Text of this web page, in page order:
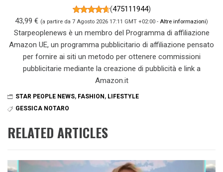
(475111944)
43,99 € (a partire da 7 Agosto 2026 17:11 GMT +02:00 - Altre informazioni)
Starpeoplenews è un membro del Programma di affiliazione
Amazon UE, un programma pubblicitario di affiliazione pensato
per fornire ai siti un metodo per ottenere commissioni
pubblicitarie mediante la creazione di pubblicità e link a
Amazon.it
STAR PEOPLE NEWS, FASHION , LIFESTYLE
GESSICA NOTARO
RELATED ARTICLES